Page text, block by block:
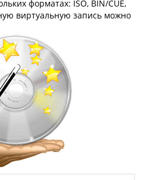
форматах: ISO, BIN/CUE,
виртуальную запись можно